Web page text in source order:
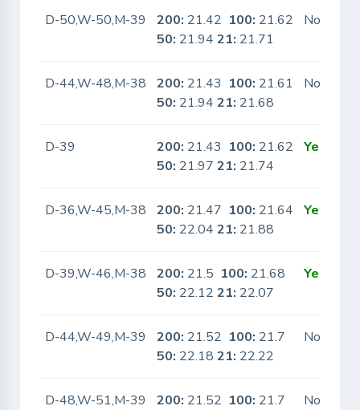
D-50,W-50,M-39 200: 21.42 100: 21.62
50: 21.9421: 21.71
No
D-44,W-48,M-38 200: 21.43 100: 21.61
50: 21.9421: 21.68
No
D-39 200: 21.43 100: 21.62
50: 21.9721: 21.74
Yes
D-36,W-45,M-38 200: 21.47 100: 21.64
50: 22.0421: 21.88
Yes
D-39,W-46,M-38 200: 21.5 100: 21.68
50: 22.1221: 22.07
Yes
D-44,W-49,M-39 200: 21.52 100: 21.7
50: 22.1821: 22.22
No
D-48,W-51,M-39 200: 21.52 100: 21.7
No